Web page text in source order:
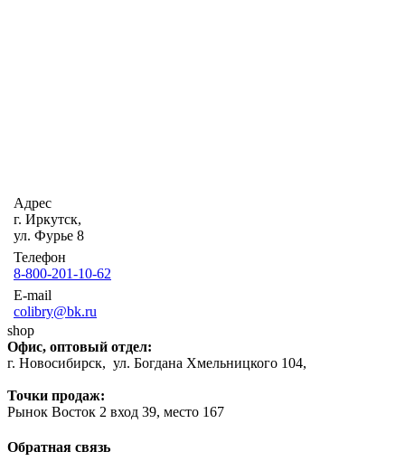
Адрес
г. Иркутск,
ул. Фурье 8
Телефон
8-800-201-10-62
E-mail
colibry@bk.ru
shop
Офис, оптовый отдел:
г. Новосибирск, ул. Богдана Хмельницкого 104,
Точки продаж:
Рынок Восток 2 вход 39, место 167
Обратная связь